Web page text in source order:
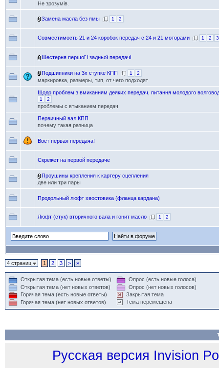
Не зрозумів.
Замена масла без ямы 1 2
Совместимость 21 и 24 коробок передач с 24 и 21 моторами 1 2 3
Шестерня першої і задньої передачі
Подшипники на 3х ступке КПП 1 2
маркировка, размеры, тип, от чего подходят
Щодо проблем з вмиканням деяких передач, питання молодого
1 2
проблемы с втыканием передач
Первичный вал КПП
почему такая разница
Воет первая передача!
Скрежет на первой передаче
Проушины крепления к картеру сцепления
две или три пары
Продольный люфт хвостовика (фланца кардана)
Люфт (стук) вторичного вала и гонит масло 1 2
4 страниц 1 2 3 > »
Открытая тема (есть новые ответы)
Открытая тема (нет новых ответов)
Горячая тема (есть новые ответы)
Горячая тема (нет новых ответов)
Опрос (есть новые голоса)
Опрос (нет новых голосов)
Закрытая тема
Тема перемещена
Русская версия Invision